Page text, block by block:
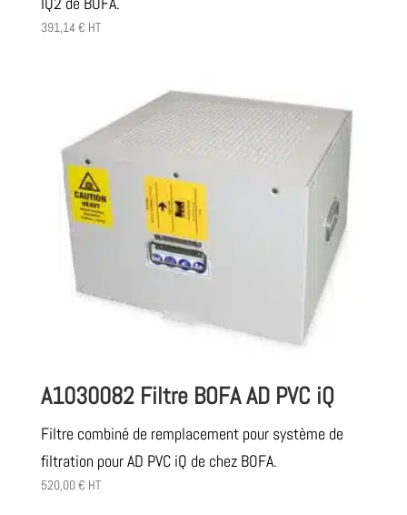
391,14 € HT
A1030082 Filtre BOFA AD PVC iQ
Filtre combiné de remplacement pour système de
filtration pour AD PVC iQ de chez BOFA.
520,00€ HT